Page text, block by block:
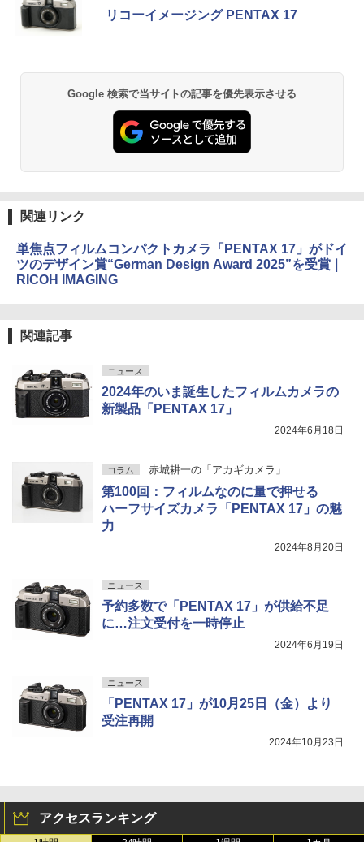
リコーイメージング PENTAX 17
Google 検索で当サイトの記事を優先表示させる
関連リンク
単焦点フィルムコンパクトカメラ「PENTAX 17」がドイ
ツのデザイン賞“German Design Award 2025”を受賞｜
RICOH IMAGING
関連記事
ニュース
2024年のいま誕生したフィルムカメラの
新製品「PENTAX 17」
2024年6月18日
コラム 赤城耕一の「アカギカメラ」
第100回：フィルムなのに量で押せる
ハーフサイズカメラ「PENTAX 17」の魅
力
2024年8月20日
ニュース
予約多数で「PENTAX 17」が供給不足
に…注文受付を一時停止
2024年6月19日
ニュース
「PENTAX 17」が10月25日（金）より
受注再開
2024年10月23日
アクセスランキング